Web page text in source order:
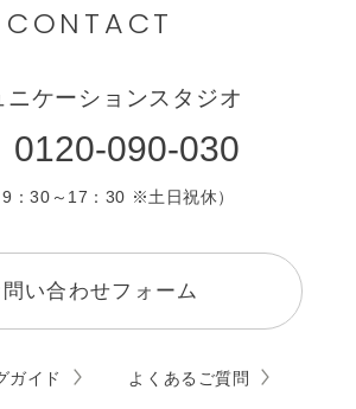
CONTACT
ニケーションスタジオ
0120-090-030
9：30～17：30 ※土日祝休）
い合わせフォーム
ガイド よくあるご質問